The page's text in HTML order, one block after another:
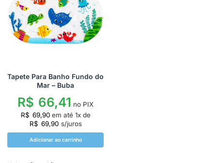
Tapete Para Banho Fundo do
Mar – Buba
R$ 66,41 no PIX
R$ 69,90 em até 1x de
R$ 69,90 s/juros
Adicionar ao carrinho